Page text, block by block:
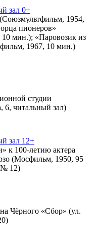
зал 0+
1954,
пионеров»
мин.); «Паровозик из
1967, 10 мин.)
студии
6, читальный зал)
зал 12+
к 100-летию актера
(Мосфильм, 1950, 95
№ 12)
Чёрного «Сбор» (ул.